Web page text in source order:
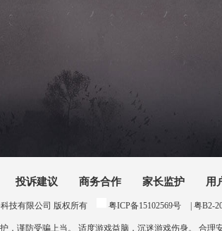
投诉建议 商务合作 家长监护 用
技有限公司 版权所有 粤ICP备15102569号 | 粤B2-
，谨防受骗上当。 适度游戏益脑，沉迷游戏伤身。 合理